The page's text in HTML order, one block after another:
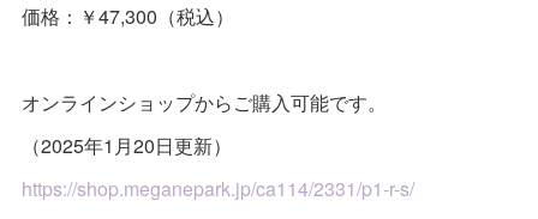
価格：￥47,300（税込）
オンラインショップからご購入可能です。
（2025年1月20日更新）
https://shop.meganepark.jp/ca114/2331/p1-r-s/